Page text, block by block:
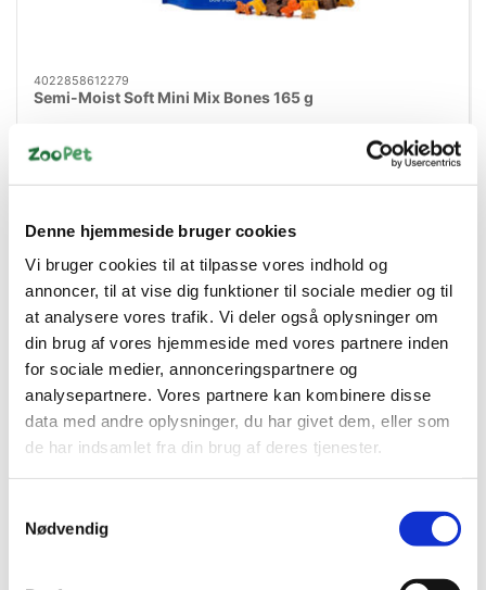
Denne hjemmeside bruger cookies
Vi bruger cookies til at tilpasse vores indhold og
annoncer, til at vise dig funktioner til sociale medier og til
at analysere vores trafik. Vi deler også oplysninger om
din brug af vores hjemmeside med vores partnere inden
for sociale medier, annonceringspartnere og
analysepartnere. Vores partnere kan kombinere disse
data med andre oplysninger, du har givet dem, eller som
de har indsamlet fra din brug af deres tjenester.
Nødvendig
4022858612279
Semi-Moist Soft Mini Mix Bones 165 g
DKK 18,00
Køb nu
På lager